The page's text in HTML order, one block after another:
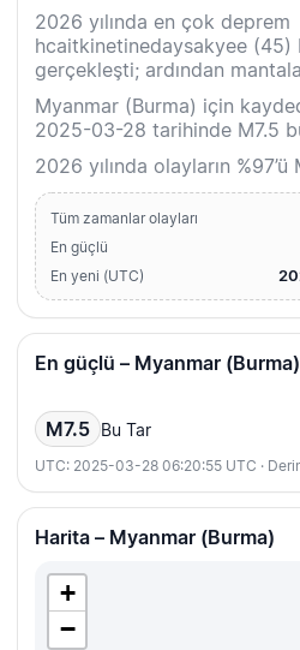
2026 yılında en çok deprem
hcaitkinetinedaysakyee (45)
gerçekleşti; ardından
Myanmar (Burma) için
2025-03-28 tarihinde M7.5
2026 yılında olayların
Tüm zamanlar olayları
En güçlü
En yeni (UTC)
En güçlü – Myanmar (Burma)
M7.5 Bu Tar
UTC: 2025-03-28 06:20:55 UTC ·
Harita – Myanmar (Burma)
+
−